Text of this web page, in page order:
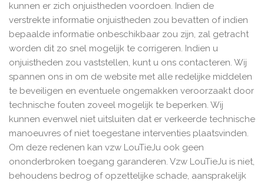
kunnen er zich onjuistheden voordoen. Indien de
verstrekte informatie onjuistheden zou bevatten of indien
bepaalde informatie onbeschikbaar zou zijn, zal getracht
worden dit zo snel mogelijk te corrigeren. Indien u
onjuistheden zou vaststellen, kunt u ons contacteren. Wij
spannen ons in om de website met alle redelijke middelen
te beveiligen en eventuele ongemakken veroorzaakt door
technische fouten zoveel mogelijk te beperken. Wij
kunnen evenwel niet uitsluiten dat er verkeerde technische
manoeuvres of niet toegestane interventies plaatsvinden.
Om deze redenen kan vzw LouTieJu ook geen
ononderbroken toegang garanderen. Vzw LouTieJu is niet,
behoudens bedrog of opzettelijke schade, aansprakelijk